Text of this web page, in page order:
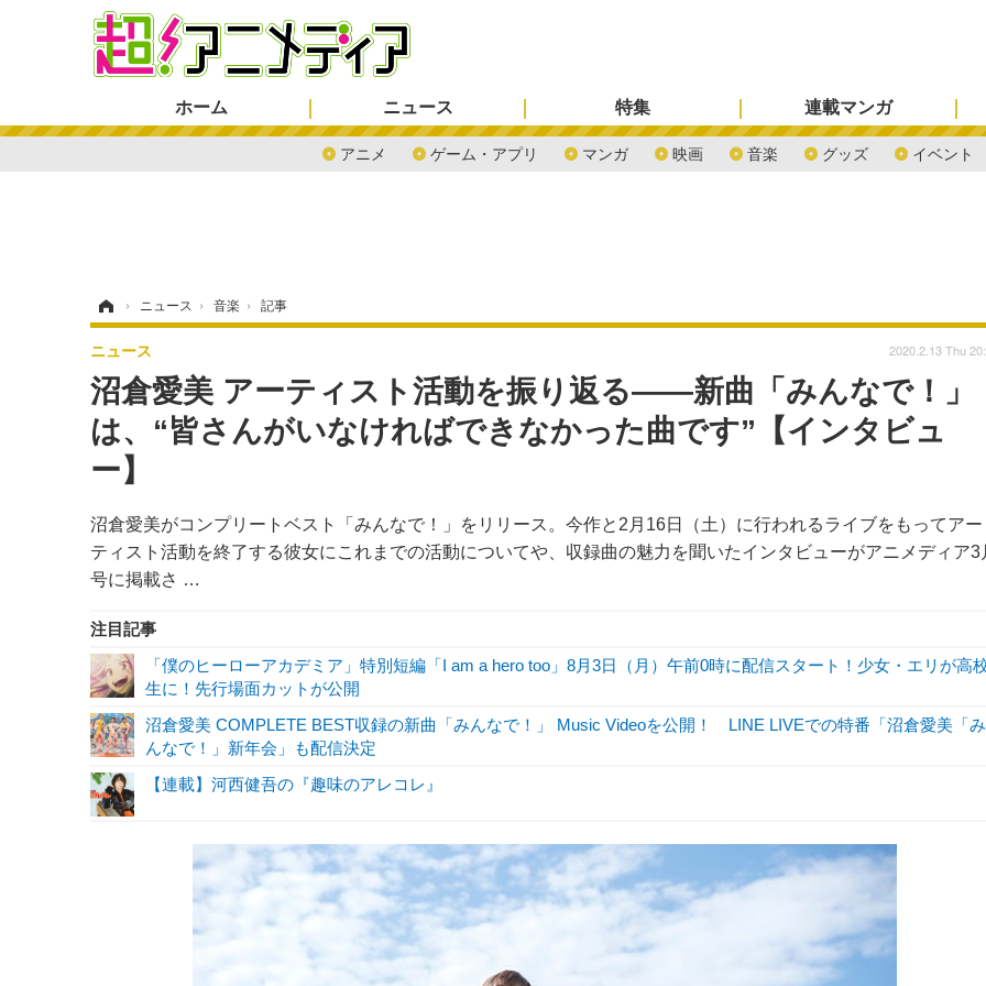
ホーム ニュース
アニメ ゲーム・アプリ マンガ 映画 音楽 グッズ イベント
特集 連載マンガ
› ニュース › 音楽 › 記事
沼倉愛美 アーティスト活動を振り返る――新曲「みんなで！」
は、“皆さんがいなければできなかった曲です”【インタビュ
ー】
沼倉愛美がコンプリートベスト「みんなで！」をリリース。今作と2月16日（土）に行われるライブをもってアー
ティスト活動を終了する彼女にこれまでの活動についてや、収録曲の魅力を聞いたインタビューがアニメディア3
号に掲載さ …
ニュース 2020.2.13 Thu
注目記事
「僕のヒーローアカデミア」特別短編「I am a hero too」8月3日（月）午前0時に配信スタート！少女・エリが高
生に！先行場面カットが公開
沼倉愛美 COMPLETE BEST収録の新曲「みんなで！」 Music Videoを公開！ LINE LIVEでの特番「沼倉愛美「み
んなで！」新年会」も配信決定
【連載】河西健吾の『趣味のアレコレ』